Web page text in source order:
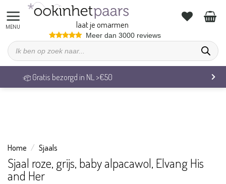
We zijn op vakantie. Vrijdag 7 augustus behandelen we alle
bestellingen weer.
naar
inhoud
laat je omarmen
Meer dan 3000 reviews
Producten
zoeken
Veilig betalen & 14 dagen retourrecht
Home / Sjaals
Sjaal roze, grijs, baby alpacawol, Elvang His
and Her